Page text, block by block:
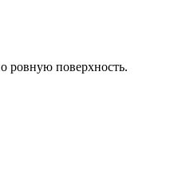
ровную поверхность.